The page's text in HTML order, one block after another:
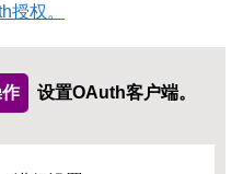
授权。
设置OAuth客户端。